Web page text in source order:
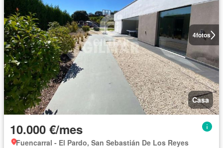
4fotos
Casa
10.000 €/mes
Fuencarral - El Pardo, San Sebastián De Los Reyes